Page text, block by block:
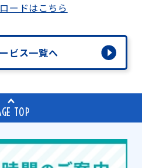
ードはこちら
ビス一覧へ
TOP